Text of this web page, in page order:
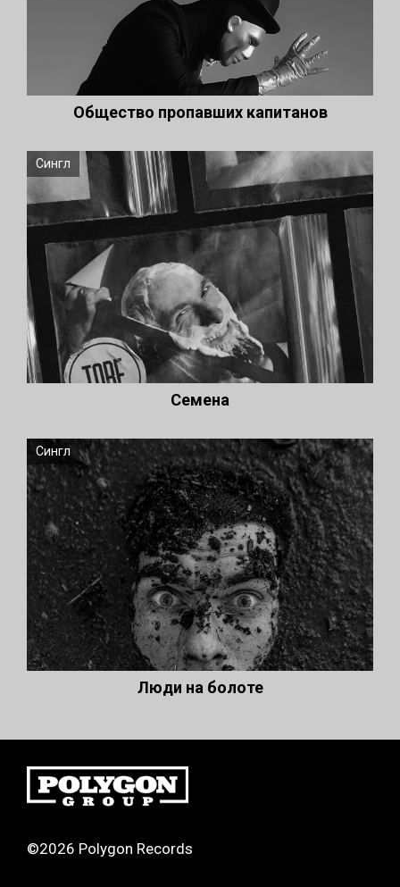
Общество пропавших капитанов
Сингл
Семена
Сингл
Люди на болоте
©2026 Polygon Records